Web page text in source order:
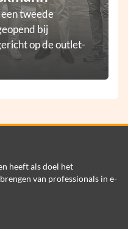
tweede
bij
op de outlet-
heeft als doel het
van professionals in e-